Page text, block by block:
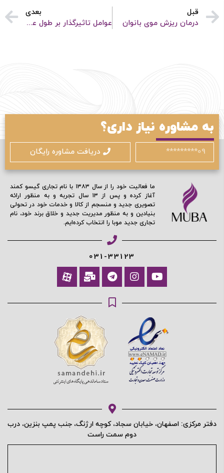
قبل
درمان ریزش موی بانوان
بعدی
عوامل تاثیرگذار بر طول عمر پروتز مو
به مشاوره نیاز داری؟
دریافت مشاوره رایگان
ما فعالیت خود را از سال ۱۳۸۳ با نام تجاری گیسو کمند
آغاز کرده و پس از ۱۳ سال تجربه و به منظور ارائه
تصویری جدید و منسجم از کالا و خدمات خود در تحولی
بنیادین و به منظور مدیریت جدید و خلاق برند خود، نام
تجاری جدید موبا را انتخاب کرده‌ایم.
031-33123
دفتر مرکزی: اصفهان، خیابان سجاد، کوچه ارژنگ، جنب پمپ بنزین، درب
دوم سمت راست